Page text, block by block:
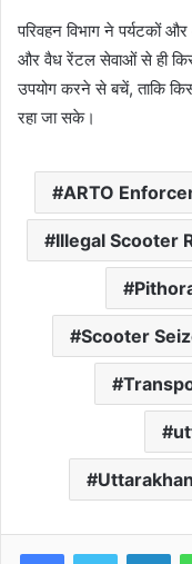
परिवहन विभाग ने पर्यटकों
और वैध रेंटल सेवाओं से ही
उपयोग करने से बचें, ताकि
रहा जा सके।
ARTO
Illegal Scooter
Scooter